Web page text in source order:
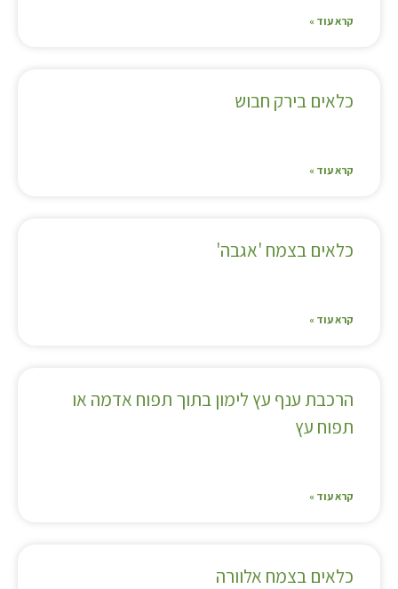
קרא עוד »
כלאים בירק חבוש
קרא עוד »
כלאים בצמח 'אגבה'
קרא עוד »
הרכבת ענף עץ לימון בתוך תפוח אדמה או
תפוח עץ
קרא עוד »
כלאים בצמח אלוורה